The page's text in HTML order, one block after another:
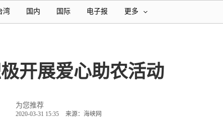
湾 国内 国际 电子报 更多
开展爱心助农活动
为您推荐
2020-03-31 15:35 来源：海峡网